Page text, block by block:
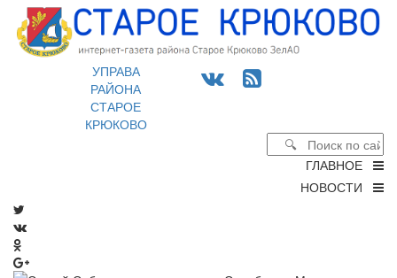
УПРАВА
РАЙОНА
СТАРОЕ
КРЮКОВО
ГЛАВНОЕ
НОВОСТИ